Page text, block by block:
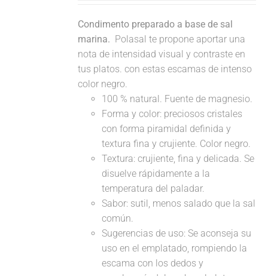
Condimento preparado a base de sal
marina. Polasal te propone aportar una
nota de intensidad visual y contraste en
tus platos. con estas escamas de intenso
color negro.
100 % natural. Fuente de magnesio.
Forma y color: preciosos cristales
con forma piramidal definida y
textura fina y crujiente. Color negro.
Textura: crujiente, fina y delicada. Se
disuelve rápidamente a la
temperatura del paladar.
Sabor: sutil, menos salado que la sal
común.
Sugerencias de uso: Se aconseja su
uso en el emplatado, rompiendo la
escama con los dedos y